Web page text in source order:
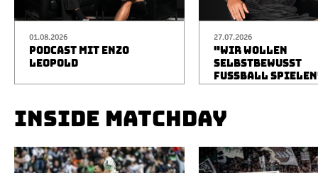
01.08.2026
PODCAST MIT ENZO
LEOPOLD
27.07.2026
"WIR WOLLEN
SELBSTBEWUSST
FUSSBALL
INSIDE MATCHDAY